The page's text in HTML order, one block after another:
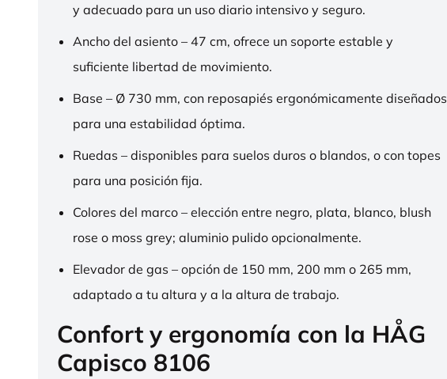
y adecuado para un uso diario intensivo y seguro.
Ancho del asiento – 47 cm, ofrece un soporte estable y
suficiente libertad de movimiento.
Base – Ø 730 mm, con reposapiés ergonómicamente diseñados
para una estabilidad óptima.
Ruedas – disponibles para suelos duros o blandos, o con topes
para una posición fija.
Colores del marco – elección entre negro, plata, blanco, blush
rose o moss grey; aluminio pulido opcionalmente.
Elevador de gas – opción de 150 mm, 200 mm o 265 mm,
adaptado a tu altura y a la altura de trabajo.
Confort y ergonomía con la HÅG
Capisco 8106